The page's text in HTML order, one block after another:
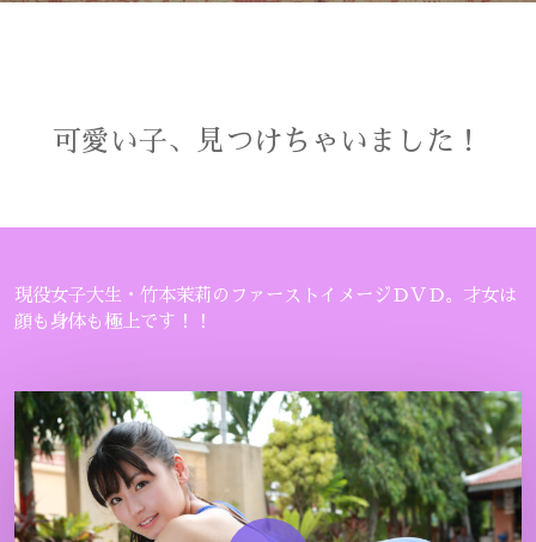
可愛い子、見つけちゃいました！
現役女子大生・竹本茉莉のファーストイメージＤＶＤ。才女は
顔も身体も極上です！！
Play Video